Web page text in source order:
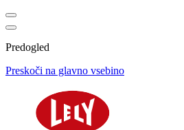
Predogled
Preskoči na glavno vsebino